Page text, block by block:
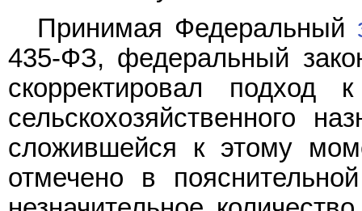
Принимая Федеральный
435-ФЗ, федеральный
скорректировал подход
сельскохозяйственного
сложившейся к этому
отмечено в